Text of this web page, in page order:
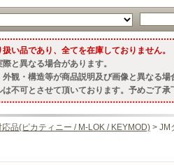
い品であり、全てを在庫しておりません。
と異なる場合があります。
観・構造等が商品説明及び画像と異なる場
不可とさせて頂いております。予めご了承
応品(ピカティニー / M-LOK / KEYMOD) > JM